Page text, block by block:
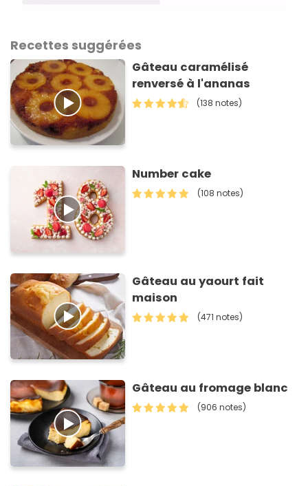
Recettes suggérées
Gâteau caramélisé
renversé à l'ananas
(138 notes)
Number cake
(108 notes)
Gâteau au yaourt fait
maison
(471 notes)
Gâteau au fromage blanc
(906 notes)